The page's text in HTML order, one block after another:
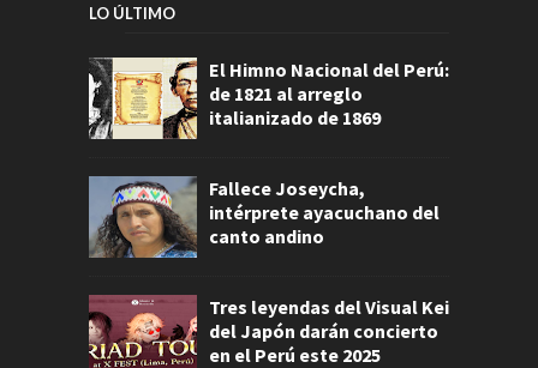
LO ÚLTIMO
El Himno Nacional del Perú:
de 1821 al arreglo
italianizado de 1869
Fallece Joseycha,
intérprete ayacuchano del
canto andino
Tres leyendas del Visual Kei
del Japón darán concierto
en el Perú este 2025